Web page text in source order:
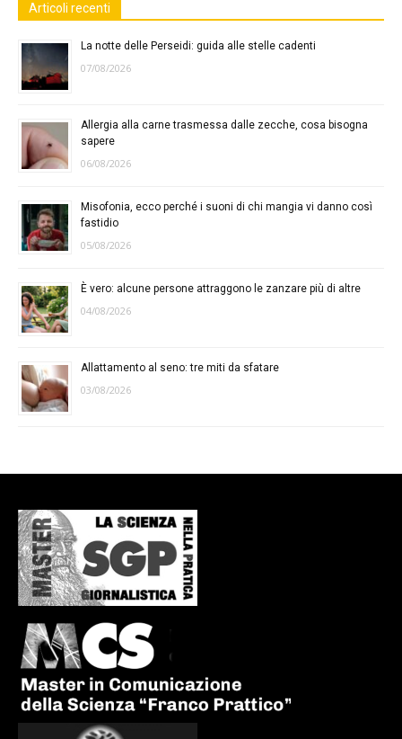
Articoli recenti
La notte delle Perseidi: guida alle stelle cadenti
07/08/2026
Allergia alla carne trasmessa dalle zecche, cosa bisogna
sapere
06/08/2026
Misofonia, ecco perché i suoni di chi mangia vi danno così
fastidio
05/08/2026
È vero: alcune persone attraggono le zanzare più di altre
04/08/2026
Allattamento al seno: tre miti da sfatare
03/08/2026